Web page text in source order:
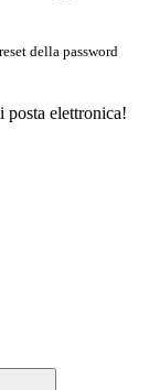
della password
posta elettronica!